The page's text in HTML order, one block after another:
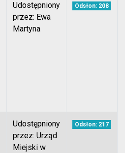
Udostępniony
przez: Ewa
Martyna
Odsłon: 208
Udostępniony
przez: Urząd
Miejski w
Odsłon: 217